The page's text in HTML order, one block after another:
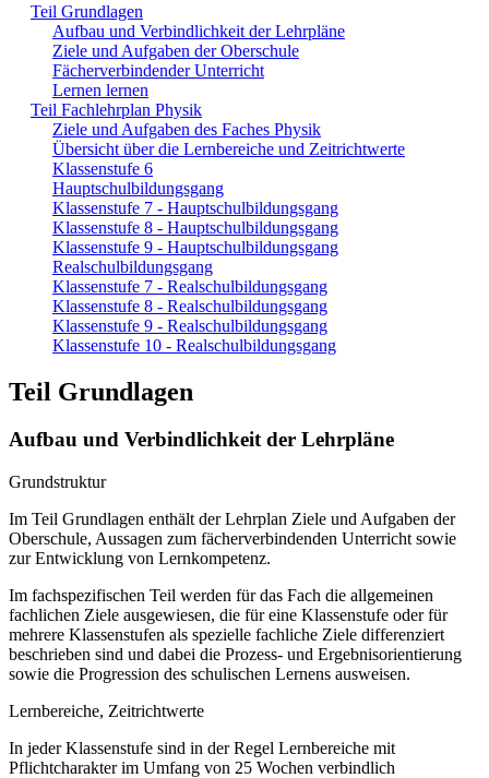
Teil Grundlagen
Aufbau und Verbindlichkeit der Lehrpläne
Ziele und Aufgaben der Oberschule
Fächerverbindender Unterricht
Lernen lernen
Teil Fachlehrplan Physik
Ziele und Aufgaben des Faches Physik
Übersicht über die Lernbereiche und Zeitrichtwerte
Klassenstufe 6
Hauptschulbildungsgang
Klassenstufe 7 - Hauptschulbildungsgang
Klassenstufe 8 - Hauptschulbildungsgang
Klassenstufe 9 - Hauptschulbildungsgang
Realschulbildungsgang
Klassenstufe 7 - Realschulbildungsgang
Klassenstufe 8 - Realschulbildungsgang
Klassenstufe 9 - Realschulbildungsgang
Klassenstufe 10 - Realschulbildungsgang
Teil Grundlagen
Aufbau und Verbindlichkeit der Lehrpläne
Grundstruktur
Im Teil Grundlagen enthält der Lehrplan Ziele und Aufgaben der
Oberschule, Aussagen zum fächerverbindenden Unterricht sowie
zur Entwicklung von Lernkompetenz.
Im fachspezifischen Teil werden für das Fach die allgemeinen
fachlichen Ziele ausgewiesen, die für eine Klassenstufe oder für
mehrere Klassenstufen als spezielle fachliche Ziele differenziert
beschrieben sind und dabei die Prozess- und Ergebnisorientierung
sowie die Progression des schulischen Lernens ausweisen.
Lernbereiche, Zeitrichtwerte
In jeder Klassenstufe sind in der Regel Lernbereiche mit
Pflichtcharakter im Umfang von 25 Wochen verbindlich